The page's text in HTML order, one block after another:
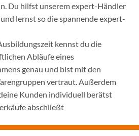
Du hilfst unserem expert-Händler
und lernst so die spannende expert-
kennst du die
Abläufe eines
genau und bist mit den
vertraut. Außerdem
Kunden individuell berätst
abschließt